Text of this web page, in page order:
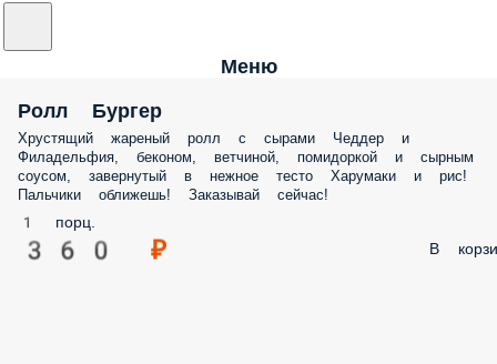
Меню
Ролл Бургер
Хрустящий жареный ролл с сырами Чеддер и
Филадельфия, беконом, ветчиной, помидоркой и сырным
соусом, завернутый в нежное тесто Харумаки и рис!
Пальчики оближешь! Заказывай сейчас!
1 порц.
360 ₽ В